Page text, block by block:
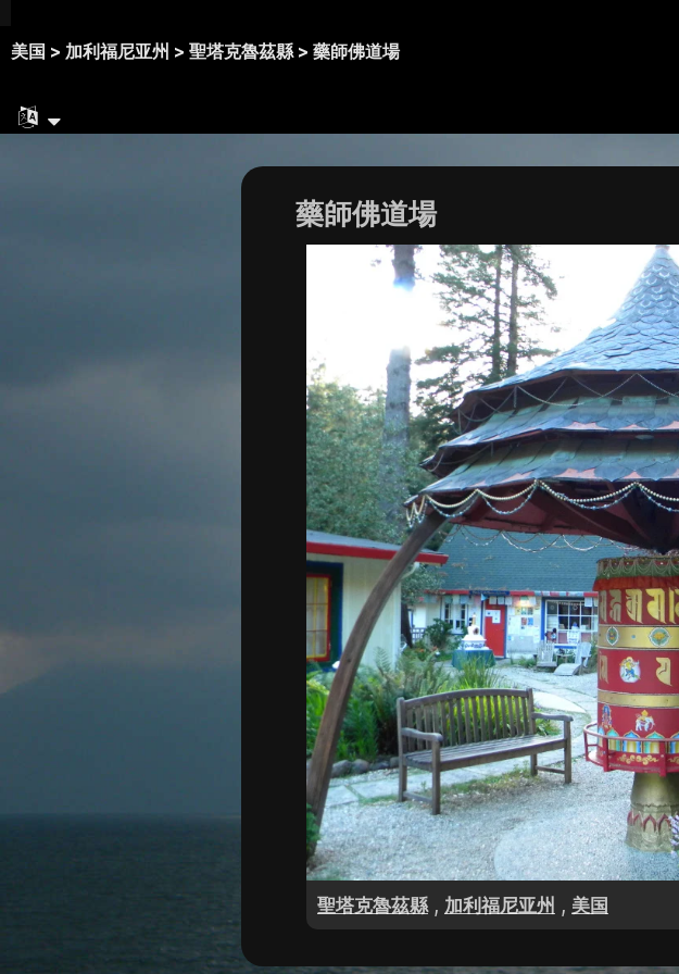
美国 > 加利福尼亚州 > 聖塔克魯茲縣 > 藥師佛道場
藥師佛道場
聖塔克魯茲縣 , 加利福尼亚州 , 美国